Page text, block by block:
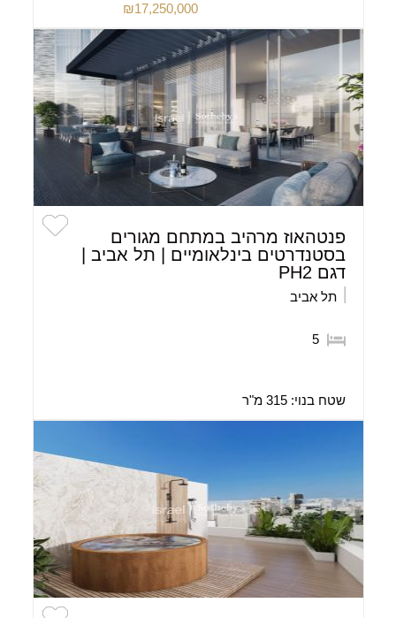
₪17,250,000
פנטהאוז מרהיב במתחם מגורים
בסטנדרטים בינלאומיים | תל אביב |
דגם PH2
תל אביב
5
שטח בנוי:315 מ"ר